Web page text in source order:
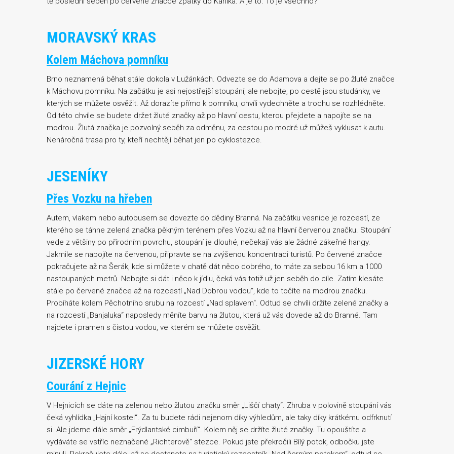
MORAVSKÝ KRAS
Kolem Máchova pomníku
Brno neznamená běhat stále dokola v Lužánkách. Odvezte se do Adamova a dejte se po žluté značce
k Máchovu pomníku. Na začátku je asi nejostřejší stoupání, ale nebojte, po cestě jsou studánky, ve
kterých se můžete osvěžit. Až dorazíte přímo k pomníku, chvíli vydechněte a trochu se rozhlédněte.
Od této chvíle se budete držet žluté značky až po hlavní cestu, kterou přejdete a napojíte se na
modrou. Žlutá značka je pozvolný seběh za odměnu, za cestou po modré už můžeš vyklusat k autu.
Nenáročná trasa pro ty, kteří nechtějí běhat jen po cyklostezce.
JESENÍKY
Přes Vozku na hřeben
Autem, vlakem nebo autobusem se dovezte do dědiny Branná. Na začátku vesnice je rozcestí, ze
kterého se táhne zelená značka pěkným terénem přes Vozku až na hlavní červenou značku. Stoupání
vede z většiny po přírodním povrchu, stoupání je dlouhé, nečekají vás ale žádné zákeřné hangy.
Jakmile se napojíte na červenou, připravte se na zvýšenou koncentraci turistů. Po červené značce
pokračujete až na Šerák, kde si můžete v chatě dát něco dobrého, to máte za sebou 16 km a 1000
nastoupaných metrů. Nebojte si dát i něco k jídlu, čeká vás totiž už jen seběh do cíle. Zatím klesáte
stále po červené značce až na rozcestí „Nad Dobrou vodou“, kde to točíte na modrou značku.
Probíháte kolem Pěchotního srubu na rozcestí „Nad splavem“. Odtud se chvíli držíte zelené značky a
na rozcestí „Banjaluka“ naposledy měníte barvu na žlutou, která už vás dovede až do Branné. Tam
najdete i pramen s čistou vodou, ve kterém se můžete osvěžit.
JIZERSKÉ HORY
Courání z Hejnic
V Hejnicích se dáte na zelenou nebo žlutou značku směr „Liščí chaty“. Zhruba v polovině stoupání vás
čeká vyhlídka „Hajní kostel“. Za tu budete rádi nejenom díky výhledům, ale taky díky krátkému odfrknutí
si. Ale jdeme dále směr „Frýdlantské cimbuří“. Kolem něj se držíte žluté značky. Tu opouštíte a
vydáváte se vstříc neznačené „Richterově“ stezce. Pokud jste překročili Bílý potok, odbočku jste